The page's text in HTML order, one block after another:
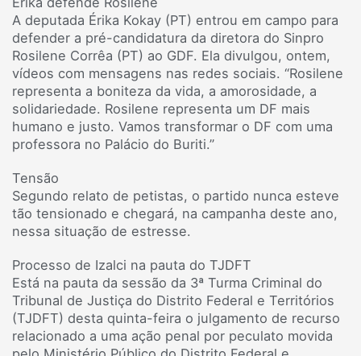
A deputada Érika Kokay (PT) entrou em campo para
defender a pré-candidatura da diretora do Sinpro
Rosilene Corrêa (PT) ao GDF. Ela divulgou, ontem,
vídeos com mensagens nas redes sociais. “Rosilene
representa a boniteza da vida, a amorosidade, a
solidariedade. Rosilene representa um DF mais
humano e justo. Vamos transformar o DF com uma
professora no Palácio do Buriti.”
Tensão
Segundo relato de petistas, o partido nunca esteve
tão tensionado e chegará, na campanha deste ano,
nessa situação de estresse.
Processo de Izalci na pauta do TJDFT
Está na pauta da sessão da 3ª Turma Criminal do
Tribunal de Justiça do Distrito Federal e Territórios
(TJDFT) desta quinta-feira o julgamento de recurso
relacionado a uma ação penal por peculato movida